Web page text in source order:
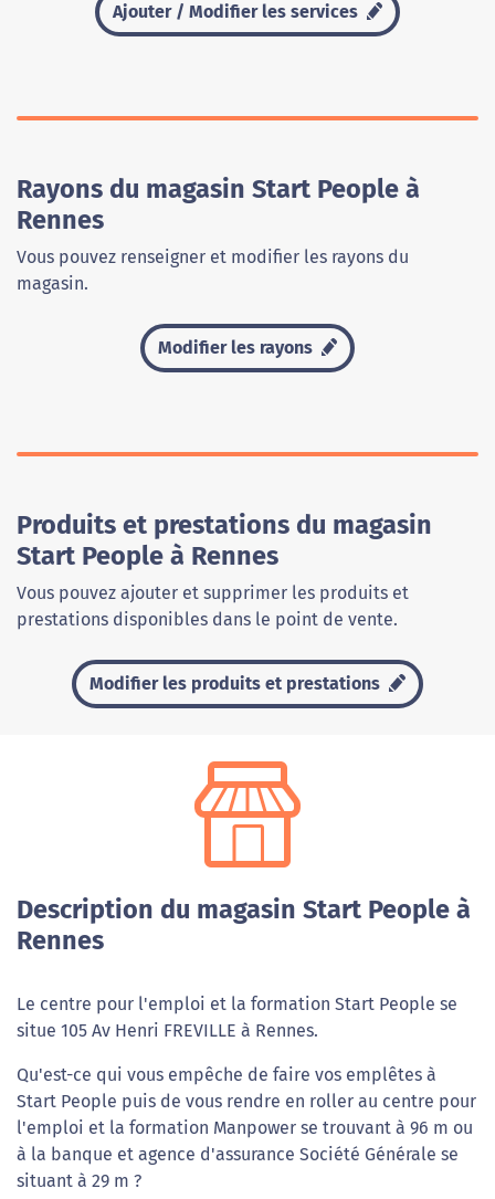
Ajouter / Modifier les services
Rayons du magasin Start People à
Rennes
Vous pouvez renseigner et modifier les rayons du
magasin.
Modifier les rayons
Produits et prestations du magasin
Start People à Rennes
Vous pouvez ajouter et supprimer les produits et
prestations disponibles dans le point de vente.
Modifier les produits et prestations
Description du magasin Start People à
Rennes
Le centre pour l'emploi et la formation Start People se
situe 105 Av Henri FREVILLE à Rennes.
Qu'est-ce qui vous empêche de faire vos emplêtes à
Start People puis de vous rendre en roller au centre pour
l'emploi et la formation Manpower se trouvant à 96 m ou
à la banque et agence d'assurance Société Générale se
situant à 29 m ?